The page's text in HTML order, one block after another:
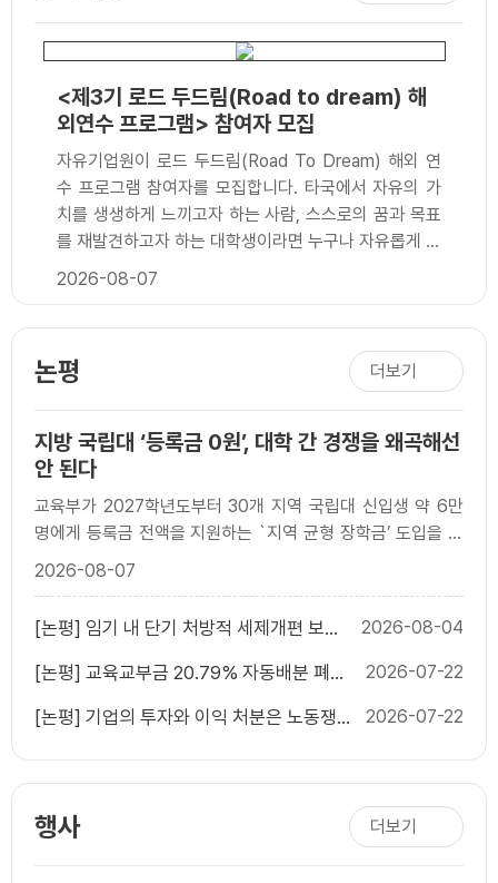
<제3기 로드 두드림(Road to dream) 해
외연수 프로그램> 참여자 모집
자유기업원이 로드 두드림(Road To Dream) 해외 연
수 프로그램 참여자를 모집합니다. 타국에서 자유의 가
치를 생생하게 느끼고자 하는 사람, 스스로의 꿈과 목표
를 재발견하고자 하는 대학생이라면 누구나 자유롭게 참
여 가능합니다. 많은 지원과 관심 부탁드립니다.□ 지원
(금) 오후 5시 마감□ 1차 심사 발표: 2026년 10월 30
일(금) 오후 5시 홈페이지 공지 예정□ 2차 심사: 2026
(목)□ 발 대 식: 2026년 12월 21일(월)□ 연수 기간:
2027년 1월 ~ 2027년 12월 중 참가자 ..
2026-08-07
논평 더보기
지방 국립대 ‘등록금 0원’, 대학 간 경쟁을 왜곡해선
안 된다
교육부가 2027학년도부터 30개 지역 국립대 신입생 약 6만
명에게 등록금 전액을 지원하는 `지역 균형 장학금’ 도입을 검
토하고 있다. 연간 지원 규모는 약 2천억 원이..
2026-08-07
[논평] 임기 내 단기 처방적 세제개편 보다
2026-08-04
[논평] 교육교부금 20.79% 자동배분 폐지,
2026-07-22
[논평] 기업의 투자와 이익 처분은 노동쟁의
2026-07-22
행사 더보기